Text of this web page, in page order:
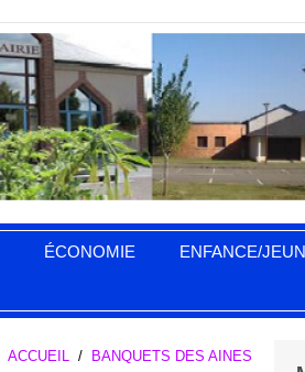
ÉCONOMIE ENFANCE/
ACCUEIL / BANQUETS DES AINES